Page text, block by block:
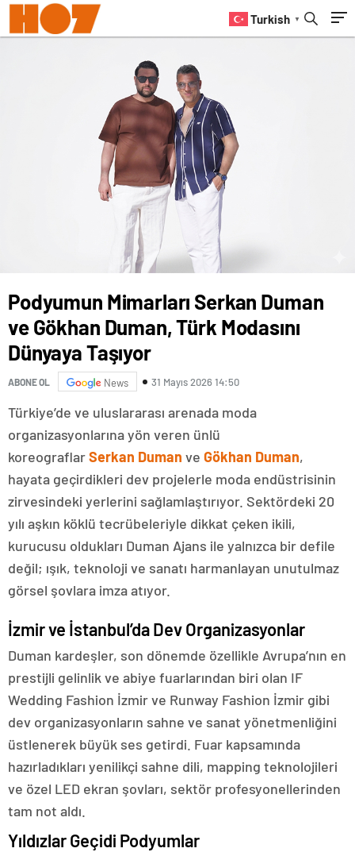
Turkish ▼
Taşıyor
Podyumun Mimarları Serkan Duman
ve Gökhan Duman, Türk Modasını
Dünyaya Taşıyor
ABONE OL News 31 Mayıs 2026 14:50
Türkiye’de ve uluslararası arenada moda
organizasyonlarına yön veren ünlü
koreograflarSerkan Duman ve Gökhan Duman,
hayata geçirdikleri dev projelerle moda endüstrisinin
zirvesindeki yerlerini sağlamlaştırıyor. Sektördeki 20
yılı aşkın köklü tecrübeleriyle dikkat çeken ikili,
kurucusu oldukları Duman Ajans ile yalnızca bir defile
değil; ışık, teknoloji ve sanatı harmanlayan unutulmaz
görsel şovlara imza atıyor.
İzmir ve İstanbul’da Dev Organizasyonlar
Duman kardeşler, son dönemde özellikle Avrupa’nın en
prestijli gelinlik ve abiye fuarlarından biri olan IF
Wedding Fashion İzmir ve Runway Fashion İzmir gibi
dev organizasyonların sahne ve sanat yönetmenliğini
üstlenerek büyük ses getirdi. Fuar kapsamında
hazırladıkları yenilikçi sahne dili, mapping teknolojileri
ve özel LED ekran şovları, sektör profesyonellerinden
tam not aldı.
Yıldızlar Geçidi Podyumlar